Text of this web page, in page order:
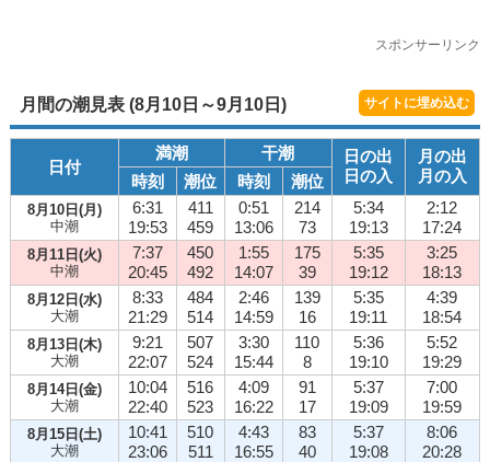
スポンサーリンク
月間の潮見表 (8月10日～9月10日) サイトに埋め込む
日付
満潮 干潮
日の出
日の入
月の出
月の入
時刻 潮位 時刻 潮位
8月10日(月)
中潮
6:31
19:53
411
459
0:51
13:06
214
73
5:34
19:13
2:12
17:24
8月11日(火)
中潮
7:37
20:45
450
492
1:55
14:07
175
39
5:35
19:12
3:25
18:13
8月12日(水)
大潮
8:33
21:29
484
514
2:46
14:59
139
16
5:35
19:11
4:39
18:54
8月13日(木)
大潮
9:21
22:07
507
524
3:30
15:44
110
8
5:36
19:10
5:52
19:29
8月14日(金)
大潮
10:04
22:40
516
523
4:09
16:22
91
17
5:37
19:09
7:00
19:59
8月15日(土)
大潮
10:41
23:06
510
511
4:43
16:55
83
40
5:37
19:08
8:06
20:28